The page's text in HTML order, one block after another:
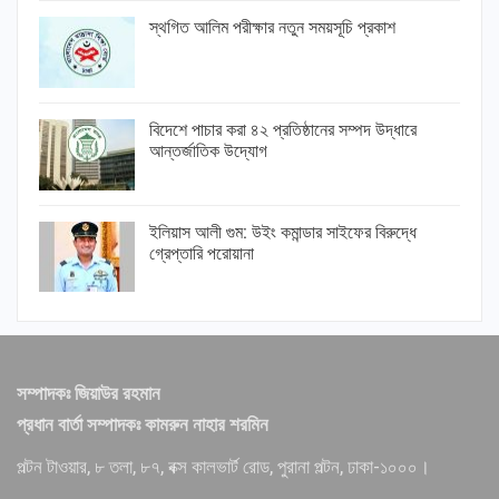
স্থগিত আলিম পরীক্ষার নতুন সময়সূচি প্রকাশ
বিদেশে পাচার করা ৪২ প্রতিষ্ঠানের সম্পদ উদ্ধারে
আন্তর্জাতিক উদ্যোগ
ইলিয়াস আলী গুম: উইং কমান্ডার সাইফের বিরুদ্ধে
গ্রেপ্তারি পরোয়ানা
সম্পাদকঃ জিয়াউর রহমান
প্রধান বার্তা সম্পাদকঃ কামরুন নাহার শরমিন
পল্টন টাওয়ার, ৮ তলা, ৮৭, বক্স কালভার্ট রোড, পুরানা পল্টন, ঢাকা-১০০০।